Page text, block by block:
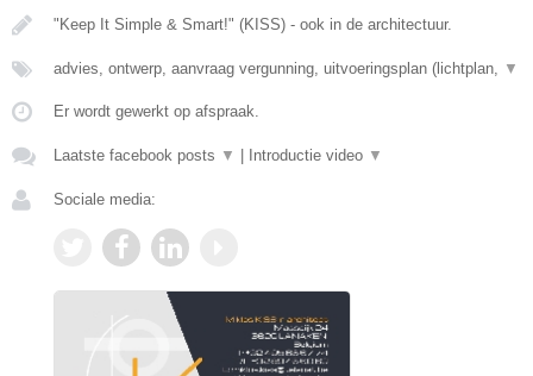
"Keep It Simple & Smart!" (KISS) - ook in de architectuur.
advies, ontwerp, aanvraag vergunning, uitvoeringsplan (lichtplan, ▼
Er wordt gewerkt op afspraak.
Laatste facebook posts ▼ Introductie video ▼
Sociale media: